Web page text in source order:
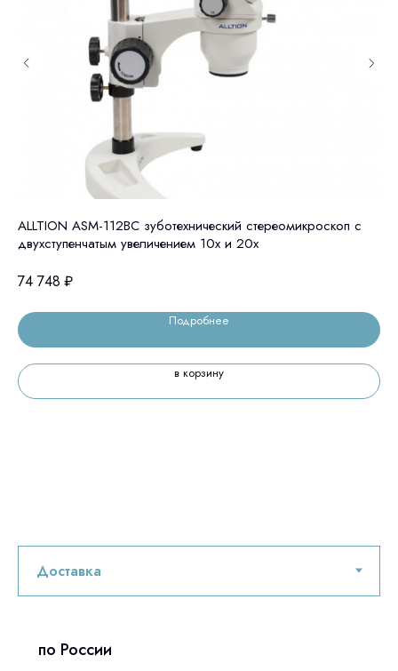
ALLTION ASM-112BC зуботехнический стереомикроскоп с
двухступенчатым увеличением 10x и 20х
74 748 ₽
Подробнее
в корзину
по России